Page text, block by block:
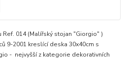
014 (Malířský stojan "Giorgio" )
9-2001 kreslící deska 30x40cm s
- nejvyšší z kategorie dekorativních